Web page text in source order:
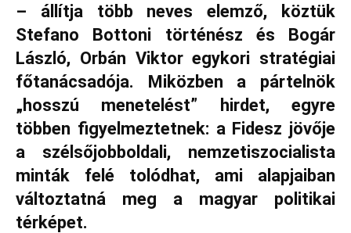
– állítja több neves elemző, köztük
Stefano Bottoni történész és Bogár
László, Orbán Viktor egykori stratégiai
főtanácsadója. Miközben a pártelnök
„hosszú menetelést” hirdet, egyre
többen figyelmeztetnek: a Fidesz jövője
a szélsőjobboldali, nemzetiszocialista
minták felé tolódhat, ami alapjaiban
változtatná meg a magyar politikai
térképet.